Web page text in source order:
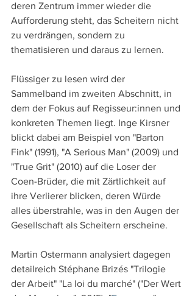
deren Zentrum immer wieder die
Aufforderung steht, das Scheitern nicht
zu verdrängen, sondern zu
thematisieren und daraus zu lernen.
Flüssiger zu lesen wird der
Sammelband im zweiten Abschnitt, in
dem der Fokus auf Regisseur:innen und
konkreten Themen liegt. Inge Kirsner
blickt dabei am Beispiel von "Barton
Fink" (1991), "A Serious Man" (2009) und
"True Grit" (2010) auf die Loser der
Coen-Brüder, die mit Zärtlichkeit auf
ihre Verlierer blicken, deren Würde
alles überstrahle, was in den Augen der
Gesellschaft als Scheitern erscheine.
Martin Ostermann analysiert dagegen
detailreich Stéphane Brizés "Trilogie
der Arbeit" "La loi du marché" ("Der Wert